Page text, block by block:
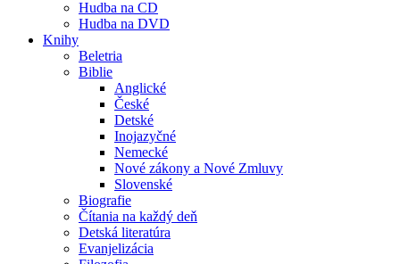
Hudba na CD
Hudba na DVD
Knihy
Beletria
Biblie
Anglické
České
Detské
Inojazyčné
Nemecké
Nové zákony a Nové Zmluvy
Slovenské
Biografie
Čítania na každý deň
Detská literatúra
Evanjelizácia